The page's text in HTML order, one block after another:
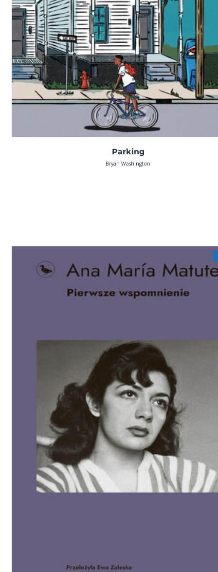
Parking
Bryan Washington